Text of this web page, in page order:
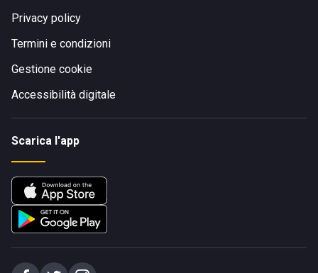
Privacy policy
Termini e condizioni
Gestione cookie
Accessibilità digitale
Scarica l'app